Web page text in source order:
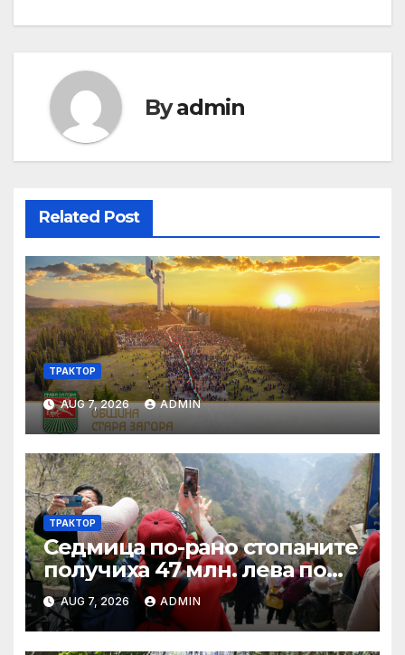
Byadmin
Related Post
ТРАКТОР
AUG 7, 2026 ADMIN
ТРАКТОР
Седмица по-рано стопаните
получиха 47 млн. лева по
четири биологични и
агроекологични
интервенции за Кампания
AUG 7, 2026 ADMIN